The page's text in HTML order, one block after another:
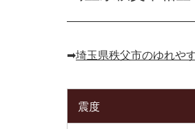
➡︎埼玉県秩父市のゆれや
震度